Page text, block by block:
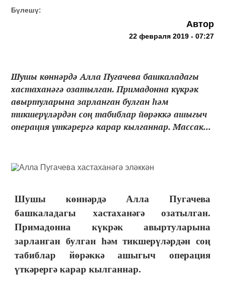
Бүлешү:
Автор
22 февраля 2019 - 07:27
Шушы көннәрдә Алла Пугачева башкаладагы
хастаханәгә озатылган. Примадонна күкрәк
авыртуларына зарланган булган һәм
тикшерүләрдән соң табиблар йөрәккә ашыгыч
операция үткәрергә карар кылганнар. Массак...
Шушы көннәрдә Алла Пугачева
башкаладагы хастаханәгәозатылган.
Примадонна күкрәк авыртуларына
зарланган булганһәм тикшерүләрдән соң
табиблар йөрәккә ашыгыч операция
үткәрергә карар кылганнар.